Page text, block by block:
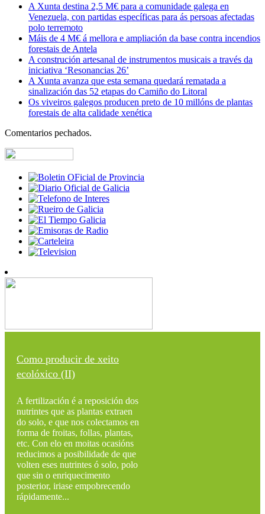
A Xunta destina 2,5 M€ para a comunidade galega en
Venezuela, con partidas específicas para ás persoas afectadas
polo terremoto
Máis de 4 M€ á mellora e ampliación da base contra incendios
forestais de Antela
A construción artesanal de instrumentos musicais a través da
iniciativa ‘Resonancias 26’
A Xunta avanza que esta semana quedará rematada a
sinalización das 52 etapas do Camiño do Litoral
Os viveiros galegos producen preto de 10 millóns de plantas
forestais de alta calidade xenética
Comentarios pechados.
Como producir de xeito
ecolóxico (II)
A fertilización é a reposición dos
nutrintes que as plantas extraen
do solo, e que nos colectamos en
forma de froitas, follas, plantas,
etc. Con elo en moitas ocasións
reducimos a posibilidade de que
volten eses nutrintes ó solo, polo
que sin o enriquecimento
posterior, iriase empobrecendo
rápidamente...